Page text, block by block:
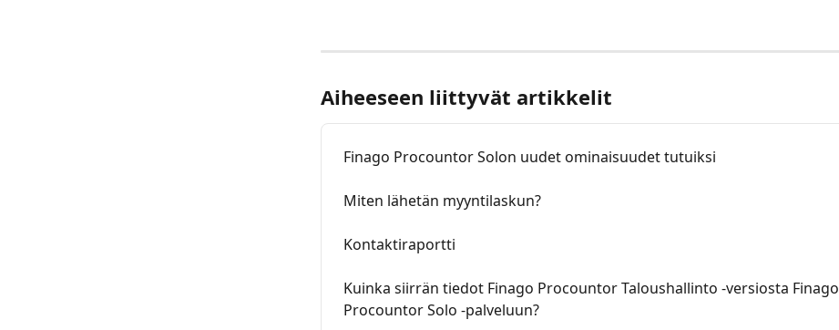
Aiheeseen liittyvät artikkelit
Finago Procountor Solon uudet ominaisuudet tutuiksi
Miten lähetän myyntilaskun?
Kontaktiraportti
Kuinka siirrän tiedot Finago Procountor Taloushallinto -versiosta Finago
Procountor Solo -palveluun?